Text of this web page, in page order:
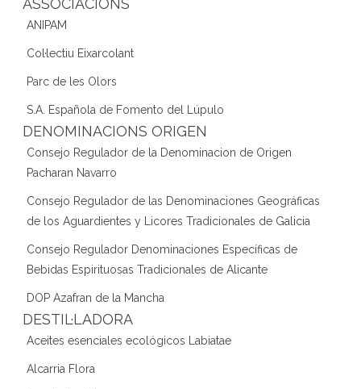
ASSOCIACIONS
ANIPAM
Col·lectiu Eixarcolant
Parc de les Olors
S.A. Española de Fomento del Lúpulo
DENOMINACIONS ORIGEN
Consejo Regulador de la Denominacion de Origen
Pacharan Navarro
Consejo Regulador de las Denominaciones Geográficas
de los Aguardientes y Licores Tradicionales de Galicia
Consejo Regulador Denominaciones Específicas de
Bebidas Espirituosas Tradicionales de Alicante
DOP Azafran de la Mancha
DESTIL·LADORA
Aceites esenciales ecológicos Labiatae
Alcarria Flora